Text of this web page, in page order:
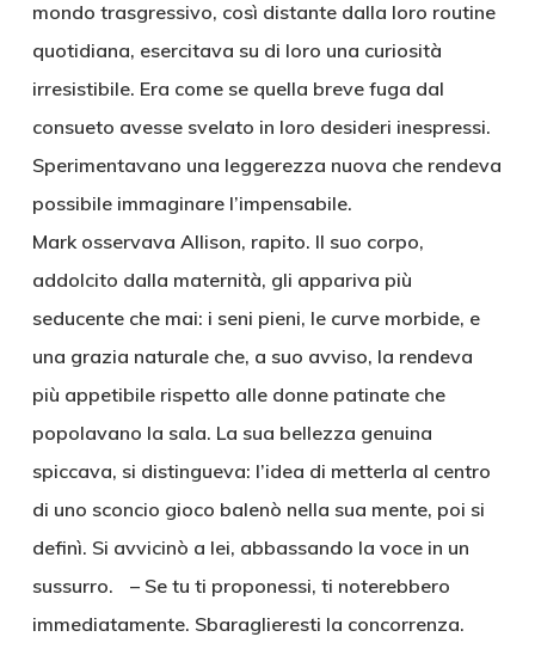
mondo trasgressivo, così distante dalla loro routine
quotidiana, esercitava su di loro una curiosità
irresistibile. Era come se quella breve fuga dal
consueto avesse svelato in loro desideri inespressi.
Sperimentavano una leggerezza nuova che rendeva
possibile immaginare l’impensabile.
Mark osservava Allison, rapito. Il suo corpo,
addolcito dalla maternità, gli appariva più
seducente che mai: i seni pieni, le curve morbide, e
una grazia naturale che, a suo avviso, la rendeva
più appetibile rispetto alle donne patinate che
popolavano la sala. La sua bellezza genuina
spiccava, si distingueva: l’idea di metterla al centro
di uno sconcio gioco balenò nella sua mente, poi si
definì. Si avvicinò a lei, abbassando la voce in un
sussurro. – Se tu ti proponessi, ti noterebbero
immediatamente. Sbaraglieresti la concorrenza.